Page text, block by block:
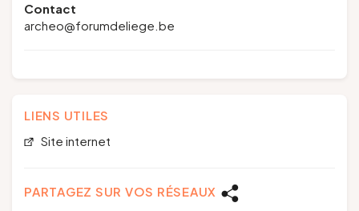
Contact
archeo@forumdeliege.be
LIENS UTILES
Site internet
PARTAGEZ SUR VOS RÉSEAUX